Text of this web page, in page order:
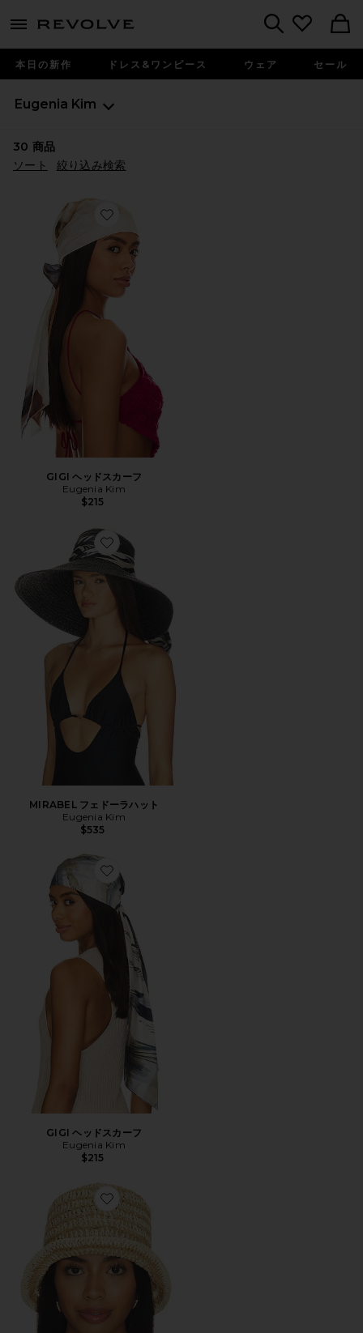
menu - shows more content
本日の新作 ドレス&ワンピース ウェア セール
Eugenia Kim
30 商品
ソート
絞り込み検索
Favorite GIGI ヘッドスカーフ
GIGI ヘッドスカーフ
Eugenia Kim
$215
Favorite MIRABEL フェドーラハット
MIRABEL フェドーラハット
Eugenia Kim
$535
Favorite GIGI ヘッドスカーフ
GIGI ヘッドスカーフ
Eugenia Kim
$215
Favorite JONAH バケットハット